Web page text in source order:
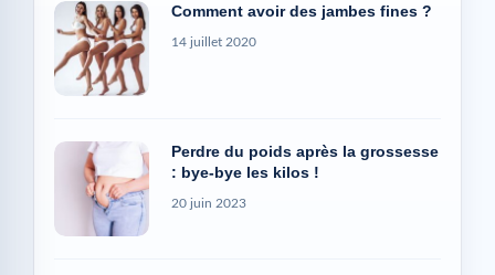
Comment avoir des jambes fines ?
14 juillet 2020
Perdre du poids après la grossesse
: bye-bye les kilos !
20 juin 2023